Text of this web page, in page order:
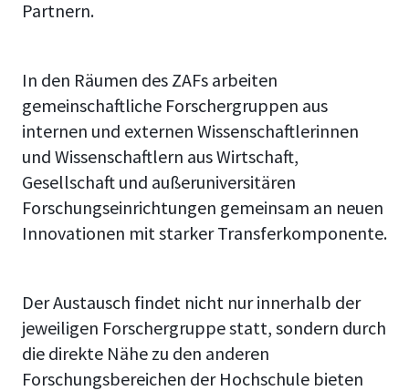
Partnern.
In den Räumen des ZAFs arbeiten
gemeinschaftliche Forschergruppen aus
internen und externen Wissenschaftlerinnen
und Wissenschaftlern aus Wirtschaft,
Gesellschaft und außeruniversitären
Forschungseinrichtungen gemeinsam an neuen
Innovationen mit starker Transferkomponente.
Der Austausch findet nicht nur innerhalb der
jeweiligen Forschergruppe statt, sondern durch
die direkte Nähe zu den anderen
Forschungsbereichen der Hochschule bieten